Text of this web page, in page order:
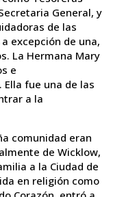
General, y
de las
excepción de una,
La Hermana Mary
e
fue una de las
a la
comunidad eran
de Wicklow,
a la Ciudad de
en religión como